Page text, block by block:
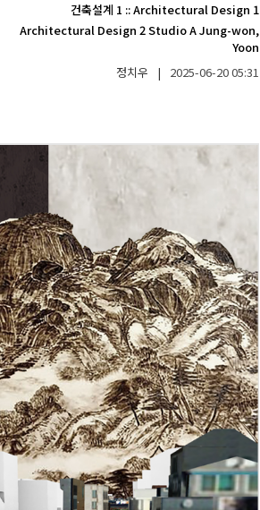
건축설계 1 ::Architectural Design 1
Architectural Design 2 Studio A Jung-won,
Yoon
정치우
| 2025-06-2005:31